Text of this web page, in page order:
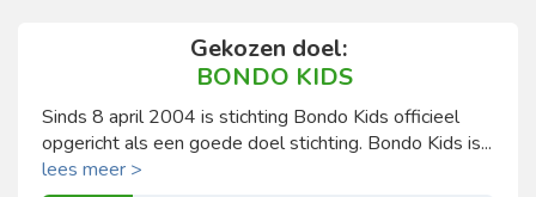
Gekozen doel:
BONDO KIDS
Sinds 8 april 2004 is stichting Bondo Kids officieel
opgericht als een goede doel stichting. Bondo Kids is...
lees meer >